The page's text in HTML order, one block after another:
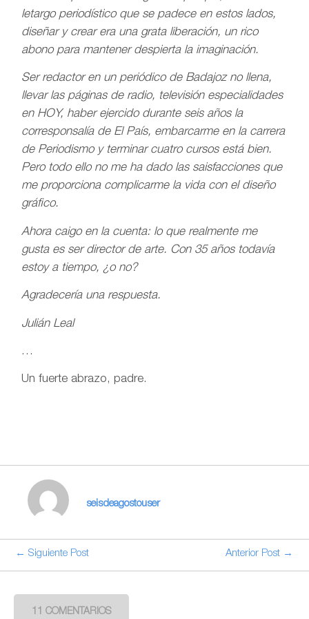
letargo periodístico que se padece en estos lados,
diseñar y crear era una grata liberación, un rico
abono para mantener despierta la imaginación.
Ser redactor en un periódico de Badajoz no llena,
llevar las páginas de radio, televisión especialidades
en HOY, haber ejercido durante seis años la
corresponsalía de El País, embarcarme en la carrera
de Periodismo y terminar cuatro cursos está bien.
Pero todo ello no me ha dado las saisfacciones que
me proporciona complicarme la vida con el diseño
gráfico.
Ahora caigo en la cuenta: lo que realmente me
gusta es ser director de arte. Con 35 años todavía
estoy a tiempo, ¿o no?
Agradecería una respuesta.
Julián Leal
…
Un fuerte abrazo, padre.
seisdeagostouser
← Siguiente Post Anterior Post →
11 COMENTARIOS